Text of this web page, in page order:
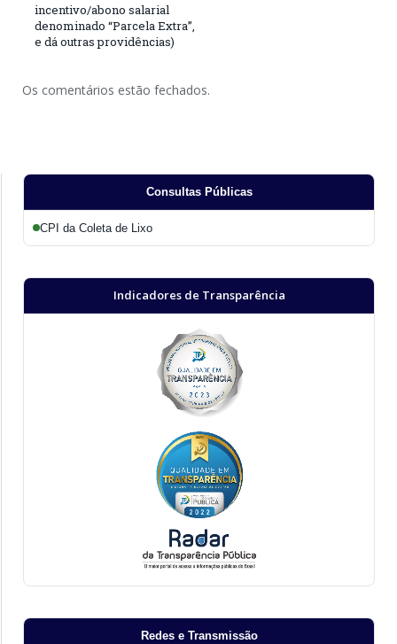
incentivo/abono salarial
denominado “Parcela Extra”,
e dá outras providências)
Os comentários estão fechados.
Consultas Públicas
CPI da Coleta de Lixo
Indicadores de Transparência
Redes e Transmissão